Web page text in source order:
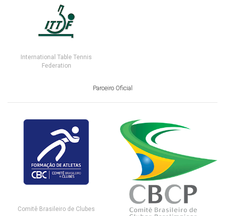
International Table Tennis
Federation
Parceiro Oficial
Comitê Brasileiro de Clubes